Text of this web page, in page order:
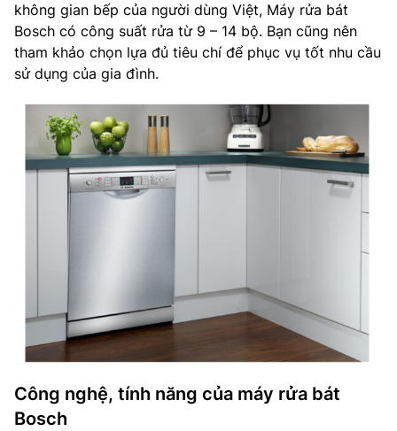
không gian bếp của người dùng Việt, Máy rửa bát
Bosch có công suất rửa từ 9 – 14 bộ. Bạn cũng nên
tham khảo chọn lựa đủ tiêu chí để phục vụ tốt nhu cầu
sử dụng của gia đình.
Công nghệ, tính năng của máy rửa bát
Bosch